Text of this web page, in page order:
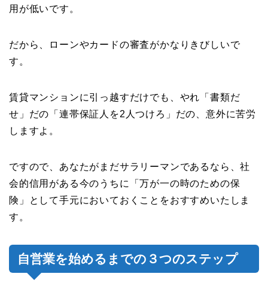
用が低いです。
だから、ローンやカードの審査がかなりきびしいで
す。
賃貸マンションに引っ越すだけでも、やれ「書類だ
せ」だの「連帯保証人を2人つけろ」だの、意外に苦労
しますよ。
ですので、あなたがまだサラリーマンであるなら、社
会的信用がある今のうちに「万が一の時のための保
険」として手元においておくことをおすすめいたしま
す。
自営業を始めるまでの３つのステップ